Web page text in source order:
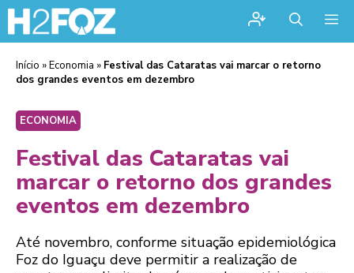
Início »Economia » Festival das Cataratas vai marcar o retorno
dos grandes eventos em dezembro
ECONOMIA
Festival das Cataratas vai
marcar o retorno dos grandes
eventos em dezembro
Até novembro, conforme situação epidemiológica
Foz do Iguaçu deve permitir a realização de